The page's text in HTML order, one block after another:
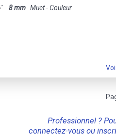
8 mm Muet - Couleur
Professionnel ?
connectez-vous ou